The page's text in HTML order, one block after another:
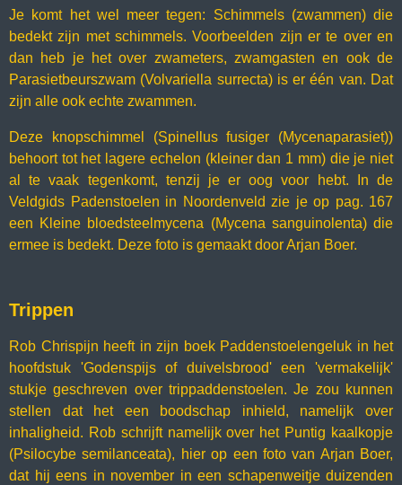
Je komt het wel meer tegen: Schimmels (zwammen) die
bedekt zijn met schimmels. Voorbeelden zijn er te over en
dan heb je het over zwameters, zwamgasten en ook de
Parasietbeurszwam (Volvariella surrecta) is er één van. Dat
zijn alle ook echte zwammen.
Deze knopschimmel (Spinellus fusiger (Mycenaparasiet))
behoort tot het lagere echelon (kleiner dan 1 mm) die je niet
al te vaak tegenkomt, tenzij je er oog voor hebt. In de
Veldgids Padenstoelen in Noordenveld zie je op pag. 167
een Kleine bloedsteelmycena (Mycena sanguinolenta) die
ermee is bedekt. Deze foto is gemaakt door Arjan Boer.
Trippen
Rob Chrispijn heeft in zijn boek Paddenstoelengeluk in het
hoofdstuk 'Godenspijs of duivelsbrood' een 'vermakelijk'
stukje geschreven over trippaddenstoelen. Je zou kunnen
stellen dat het een boodschap inhield, namelijk over
inhaligheid. Rob schrijft namelijk over het Puntig kaalkopje
(Psilocybe semilanceata), hier op een foto van Arjan Boer,
dat hij eens in november in een schapenweitje duizenden